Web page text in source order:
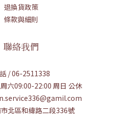
退換貨政策
條款與細則
聯絡我們
/ 06-2511338
六09:00-22:00 周日 公休
北區和緯路二段336號